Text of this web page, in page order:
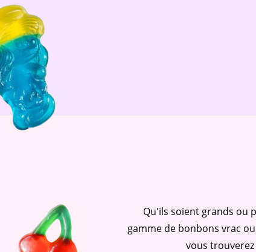
Qu'ils soient grands ou
gamme de bonbons vrac
vous trouverez